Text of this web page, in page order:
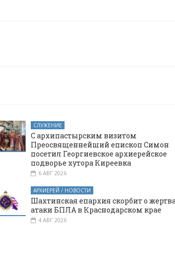
СЛУЖЕНИЕ
С архипастырским визитом
Преосвященнейший епископ Симон
посетил Георгиевское архиерейское
подворье хутора Киреевка
6 АВГ 2026
АРХИЕРЕЙ / НОВОСТИ
Шахтинская епархия скорбит о
атаки БПЛА в Краснодарском крае
4 АВГ 2026